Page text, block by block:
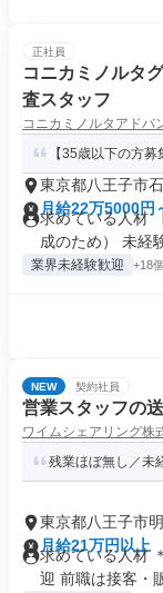
正社員
コニカミノルタ
査スタッフ
コニカミノルタアドバ
【35歳以下の方
東京都八王子市
月給22万5000円
求めている人材
成のため） 未経
業界未経験歓迎 +18個
NEW 契約社員
営業スタッフの
ワイムシェアリング株
残業ほぼ無し／未
東京都八王子市
月給21万円以上
求めている人材
迎 前職は接客・